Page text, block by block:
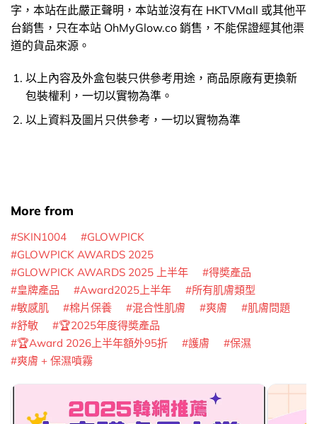
字，本站在此嚴正聲明，本站並沒有在 HKTVMall 或其他平
台銷售，只在本站 OhMyGlow.co 銷售，不能保證經其他渠
道的貨品來源。
以上內容及外盒包裝只供參考用途，商品原廠有更換新
包裝權利，一切以實物為準。
以上資料及圖片只供參考，一切以實物為準
More from
SKIN1004
GLOWPICK
GLOWPICK AWARDS 2025
GLOWPICK AWARDS 2025 上半年
得奬產品
皇牌產品
Award2025上半年
所有肌膚類型
敏感肌
棉片保養 混合性肌膚 爽膚
肌膚問題
舒敏
🏆2025年度得奬產品
🏆Award 2026上半年額外95折
護膚
保濕
爽膚 + 保濕噴霧